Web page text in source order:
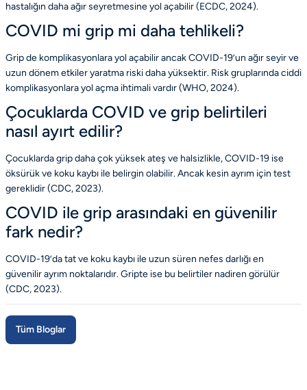
hastalığın daha ağır seyretmesine yol açabilir (ECDC, 2024).
COVID mi grip mi daha tehlikeli?
Grip de komplikasyonlara yol açabilir ancak COVID-19’un ağır seyir ve
uzun dönem etkiler yaratma riski daha yüksektir. Risk gruplarında ciddi
komplikasyonlara yol açma ihtimali vardır (WHO, 2024).
Çocuklarda COVID ve grip belirtileri
nasıl ayırt edilir?
Çocuklarda grip daha çok yüksek ateş ve halsizlikle, COVID-19 ise
öksürük ve koku kaybı ile belirgin olabilir. Ancak kesin ayrım için test
gereklidir (CDC, 2023).
COVID ile grip arasındaki en güvenilir
fark nedir?
COVID-19’da tat ve koku kaybı ile uzun süren nefes darlığı en
güvenilir ayrım noktalarıdır. Gripte ise bu belirtiler nadiren görülür
(CDC, 2023).
Tüm Bloglar